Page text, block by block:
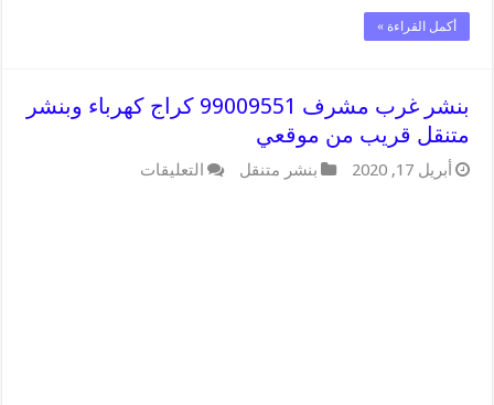
أكمل القراءة »
بنشر غرب مشرف 99009551 كراج كهرباء وبنشر
متنقل قريب من موقعي
أبريل 17, 2020 بنشر متنقل التعليقات